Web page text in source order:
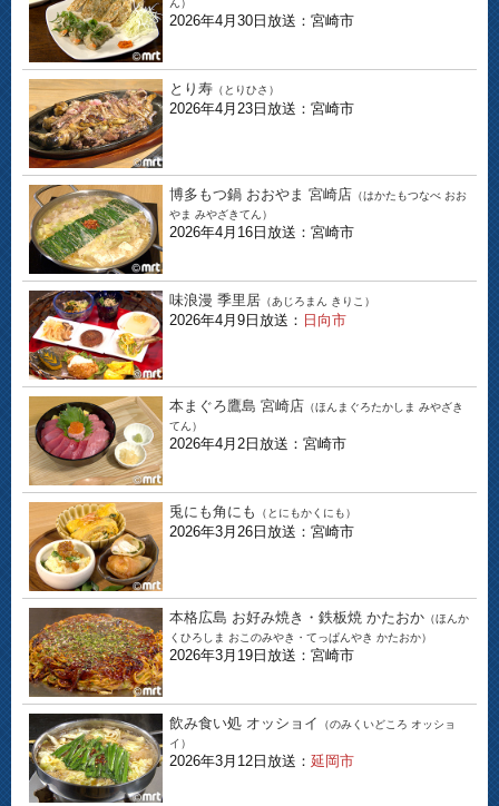
ん）
2026年4月30日放送：宮崎市
とり寿 （とりひさ）
2026年4月23日放送：宮崎市
博多もつ鍋 おおやま 宮崎店 （はかたもつなべ おお
やま みやざきてん）
2026年4月16日放送：宮崎市
味浪漫 季里居 （あじろまん きりこ）
2026年4月9日放送： 日向市
本まぐろ鷹島 宮崎店 （ほんまぐろたかしま みやざき
てん）
2026年4月2日放送：宮崎市
兎にも角にも （とにもかくにも）
2026年3月26日放送：宮崎市
本格広島 お好み焼き・鉄板焼 かたおか （ほんか
くひろしま おこのみやき・てっぱんやき かたおか）
2026年3月19日放送：宮崎市
飲み食い処 オッショイ
（のみくいどころ オッショ
イ）
2026年3月12日放送： 延岡市